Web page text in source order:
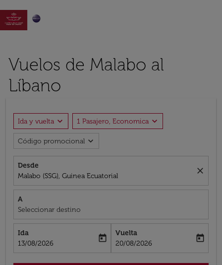

Vuelos de Malabo al
Líbano
Ida y vuelta expand_more 1 Pasajero, Economica expand_more
Código promocional expand_more
Desde
Malabo (SSG), Guinea Ecuatorial
close
A
Seleccionar destino
Ida
fc-booking-departure-date-aria-label
13/08/2026
today
Vuelta
fc-booking-return-date-aria-label
20/08/2026
today